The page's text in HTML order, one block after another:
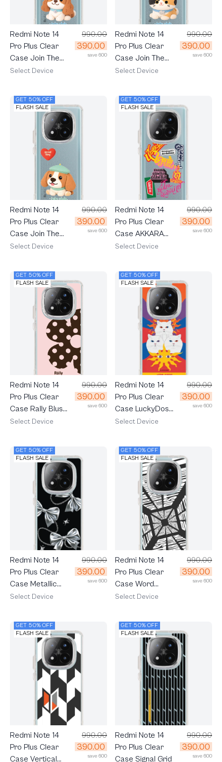
Redmi Note 14
Pro Plus Clear
Case Join The
Club Heartful
990.00
390.00
save 600
Select Device
Redmi Note 14
Pro Plus Clear
Case Join The
Club Heartful
990.00
390.00
save 600
Select Device
GET 50% OFF
FLASH SALE
Redmi Note 14
Pro Plus Clear
Case Join The
Club Heartful
990.00
390.00
save 600
Select Device
GET 50% OFF
FLASH SALE
Redmi Note 14
Pro Plus Clear
Case AKKARA
Watch Me
990.00
390.00
save 600
Select Device
GET 50% OFF
FLASH SALE
Redmi Note 14
Pro Plus Clear
Case Rally Blush
Bloom
990.00
390.00
save 600
Select Device
GET 50% OFF
FLASH SALE
Redmi Note 14
Pro Plus Clear
Case LuckyDose
The Sun
990.00
390.00
save 600
Select Device
GET 50% OFF
FLASH SALE
Redmi Note 14
Pro Plus Clear
Case Metallic
Ribbon
990.00
390.00
save 600
Select Device
GET 50% OFF
FLASH SALE
Redmi Note 14
Pro Plus Clear
Case Word
Distortion
990.00
390.00
save 600
Select Device
GET 50% OFF
FLASH SALE
Redmi Note 14
Pro Plus Clear
Case Vertical
990.00
390.00
save 600
GET 50% OFF
FLASH SALE
Redmi Note 14
Pro Plus Clear
Case Signal Grid
990.00
390.00
save 600